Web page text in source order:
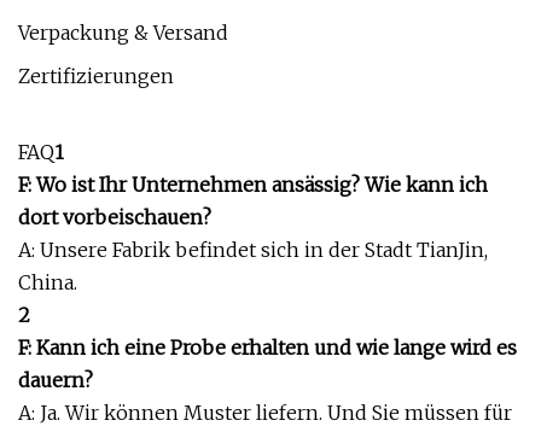
Verpackung & Versand
Zertifizierungen
FAQ1
F: Wo ist Ihr Unternehmen ansässig? Wie kann ich
dort vorbeischauen?
A: Unsere Fabrik befindet sich in der Stadt TianJin,
China.
2
F: Kann ich eine Probe erhalten und wie lange wird es
dauern?
A: Ja. Wir können Muster liefern. Und Sie müssen für